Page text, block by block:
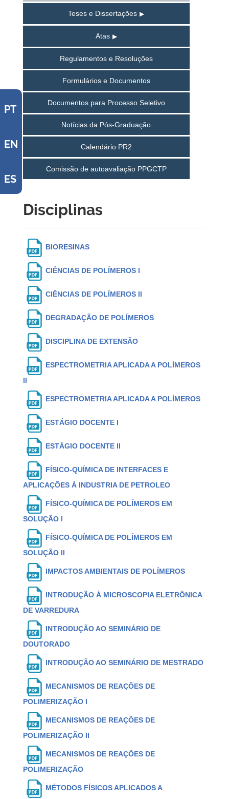
PT
EN
ES
Teses e Dissertações
Atas
Regulamentos e Resoluções
Formulários e Documentos
Documentos para Processo Seletivo
Notícias da Pós-Graduação
Calendário PR2
Comissão de autoavaliação PPGCTP
Disciplinas
BIORESINAS
CIÊNCIAS DE POLÍMEROS I
CIÊNCIAS DE POLÍMEROS II
DEGRADAÇÃO DE POLÍMEROS
DISCIPLINA DE EXTENSÃO
ESPECTROMETRIA APLICADA A POLÍMEROS
II
ESPECTROMETRIA APLICADA A POLÍMEROS
ESTÁGIO DOCENTE I
ESTÁGIO DOCENTE II
FÍSICO-QUÍMICA DE INTERFACES E
APLICAÇÕES À INDUSTRIA DE PETROLEO
FÍSICO-QUÍMICA DE POLÍMEROS EM
SOLUÇÃO I
FÍSICO-QUÍMICA DE POLÍMEROS EM
SOLUÇÃO II
IMPACTOS AMBIENTAIS DE POLÍMEROS
INTRODUÇÃO À MICROSCOPIA ELETRÔNICA
DE VARREDURA
INTRODUÇÃO AO SEMINÁRIO DE
DOUTORADO
INTRODUÇÃO AO SEMINÁRIO DE MESTRADO
MECANISMOS DE REAÇÕES DE
POLIMERIZAÇÃO I
MECANISMOS DE REAÇÕES DE
POLIMERIZAÇÃO II
MECANISMOS DE REAÇÕES DE
POLIMERIZAÇÃO
MÉTODOS FÍSICOS APLICADOS A